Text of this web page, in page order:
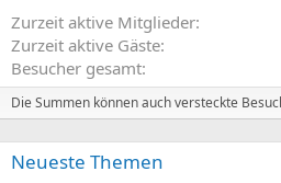
Zurzeit aktive Mitglieder
Zurzeit aktive Gäste
Besucher gesamt
Die Summen können auch versteckte
Neueste Themen